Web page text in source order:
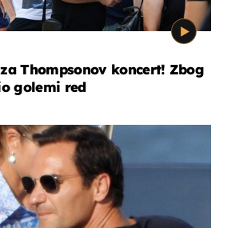
Thompsonov koncert! Zbog
golemi red